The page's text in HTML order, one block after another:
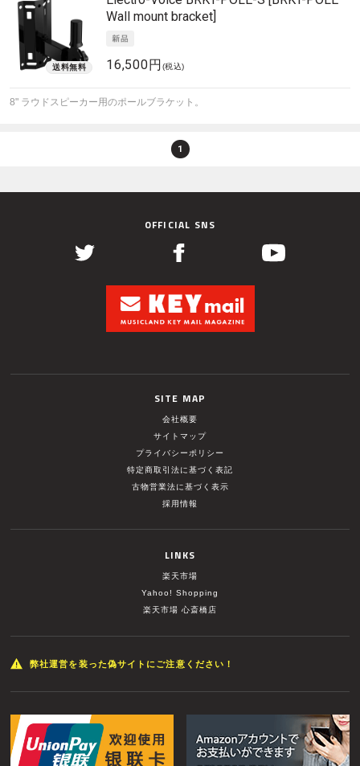
Wall mount bracket]
16,500円 (税込)
8" ラウドスピーカー用のポールブラケット。
1
OFFICIAL SNS
SITE MAP
会社概要
サイトマップ
プライバシーポリシー
特定商取引法に基づく表記
古物営業法に基づく表示
採用情報
LINKS
楽天市場
Yahoo! Shopping
楽天市場 心斎橋店
弊社運営を装った偽サイトにご注意ください！